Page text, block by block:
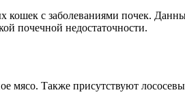
– 0,11%, Омега-3 – 0,3%, Омега-6
с заболеваниями почек.
почечной недостаточности.
мясо. Также присутствуют